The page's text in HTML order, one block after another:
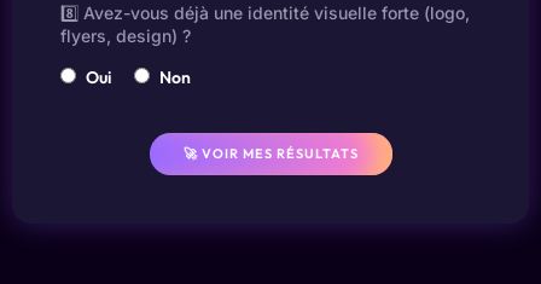
8️⃣ Avez-vous déjà une identité visuelle forte (logo,
flyers, design) ?
Oui Non
🚀 VOIR MES RÉSULTATS